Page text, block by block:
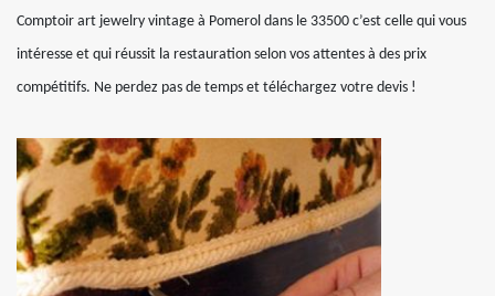
Comptoir art jewelry vintage à Pomerol dans le 33500 c’est celle qui vous
intéresse et qui réussit la restauration selon vos attentes à des prix
compétitifs. Ne perdez pas de temps et téléchargez votre devis !